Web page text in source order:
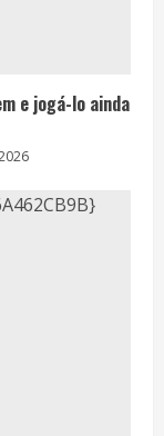
e jogá-lo ainda